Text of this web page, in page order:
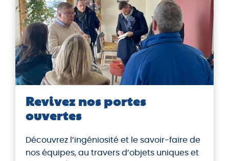
Revivez nos portes
ouvertes
Découvrez l’ingéniosité et le savoir-faire de
nos équipes, au travers d’objets uniques et